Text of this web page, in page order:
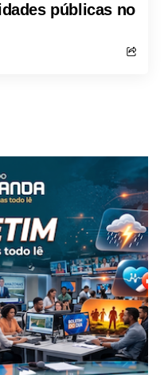
públicas no